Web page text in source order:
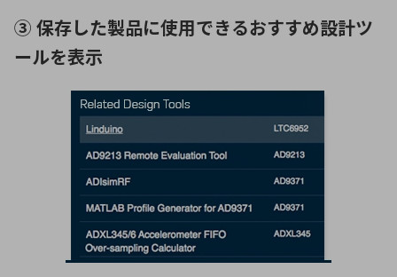
③ 保存した製品に使用できるおすすめ設計ツ
ールを表示